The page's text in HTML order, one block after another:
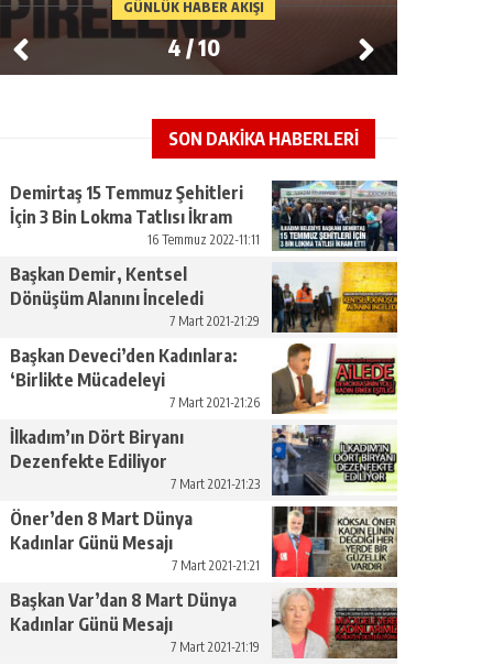
GÜNLÜK HABER AKIŞI
4/10
SON DAKİKA HABERLERİ
Demirtaş 15 Temmuz Şehitleri
İçin 3 Bin Lokma Tatlısı İkram
16 Temmuz 2022-11:11
Başkan Demir, Kentsel
Dönüşüm Alanını İnceledi
7 Mart 2021-21:29
Başkan Deveci’den Kadınlara:
‘Birlikte Mücadeleyi
7 Mart 2021-21:26
İlkadım’ın Dört Biryanı
Dezenfekte Ediliyor
7 Mart 2021-21:23
Öner’den 8 Mart Dünya
Kadınlar Günü Mesajı
7 Mart 2021-21:21
Başkan Var’dan 8 Mart Dünya
Kadınlar Günü Mesajı
7 Mart 2021-21:19